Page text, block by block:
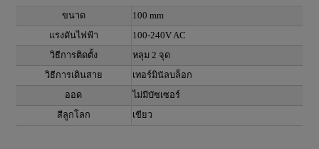
ขนาด
100 mm
แรงดันไฟฟ้า
100-240V AC
วิธีการติดตั้ง
หลุม 2 จุด
วิธีการเดินสาย
เทอร์มินัลบล็อก
ออด
ไม่มีบัซเซอร์
สีลูกโลก
เขียว